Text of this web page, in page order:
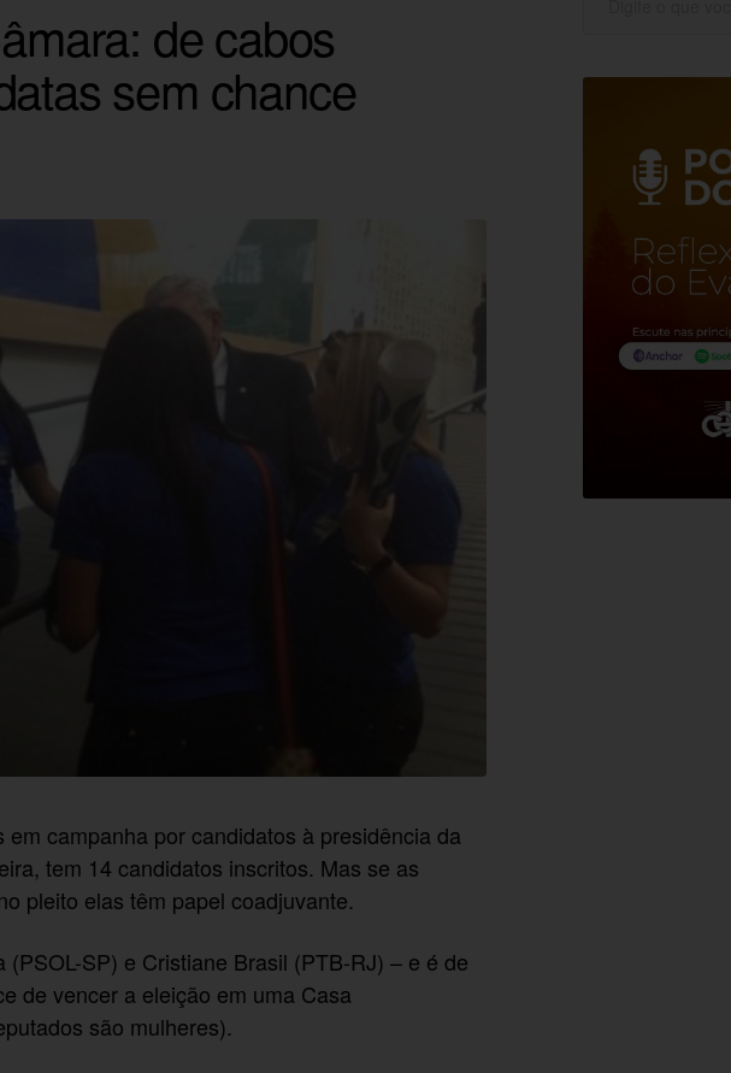
de cabos
sem chance
campanha por candidatos à presidência da
tem 14 candidatos inscritos. Mas se as
pleito elas têm papel coadjuvante.
SP) e Cristiane Brasil (PTB-RJ) – e é de
de vencer a eleição em uma Casa
são mulheres).